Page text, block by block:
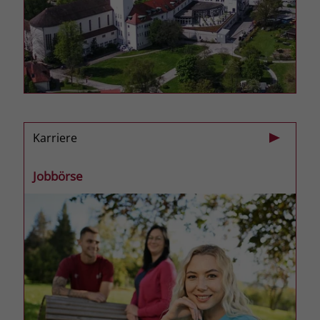
Karriere
Jobbörse
welche Werbeanzeige geklickt wurde,
sodass erzielte Erfolge wie z.B.
Bestellungen oder Kontaktanfragen der
Anzeige zugewiesen werden können.
Anbieter
Zweck
Dieses Cookie wird gesetzt, wenn ein
User über einen Klick auf eine Google
Werbeanzeige auf die Website gelangt.
Es enthält Informationen darüber,
welche Werbeanzeige geklickt wurde,
sodass erzielte Erfolge wie z.B.
Bestellungen oder Kontaktanfragen der
Anzeige zugewiesen werden können.